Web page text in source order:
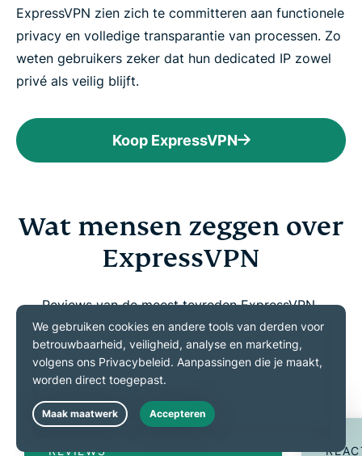
ExpressVPN zien zich te committeren aan functionele
privacy en volledige transparantie van processen. Zo
weten gebruikers zeker dat hun dedicated IP zowel
privé als veilig blijft.
Koop ExpressVPN
Wat mensen zeggen over
ExpressVPN
Reviews van de meest tevreden ExpressVPN-
gebruikers, uit miljoenen die de dienst hebben
geprobeerd
REVIEWS